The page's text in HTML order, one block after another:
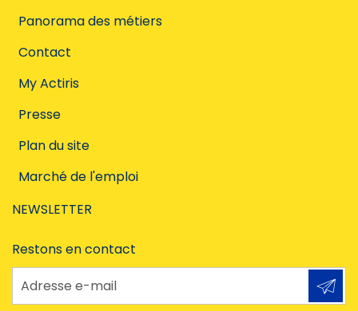
Panorama des métiers
Contact
My Actiris
Presse
Plan du site
Marché de l'emploi
NEWSLETTER
Restons en contact
Adresse e-mail